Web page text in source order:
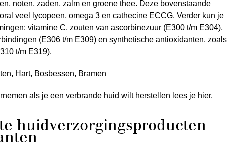
noten, zaden, zalm en groene thee. Deze bovenstaande
veel lycopeen, omega 3 en cathecine ECCG. Verder kun je
vitamine C, zouten van ascorbinezuur (E300 t/m E304),
(E306 t/m E309) en synthetische antioxidanten, zoals
t/m E319).
als je een verbrande huid wilt herstellen lees je hier.
huidverzorgingsproducten